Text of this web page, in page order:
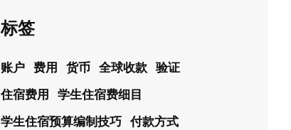
标签
账户 费用 货币 全球收款 验证
住宿费用 学生住宿费细目
学生住宿预算编制技巧 付款方式